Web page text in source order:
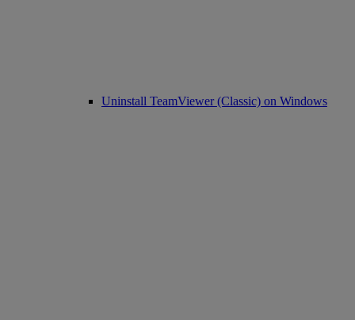
Uninstall TeamViewer (Classic) on Windows